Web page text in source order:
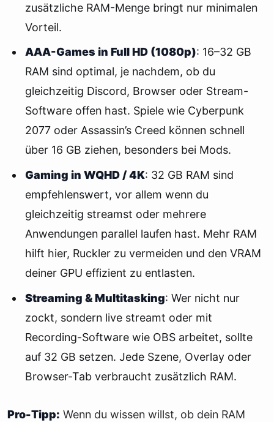
zusätzliche RAM-Menge bringt nur minimalen
Vorteil.
AAA-Games in Full HD (1080p): 16–32 GB
RAM sind optimal, je nachdem, ob du
gleichzeitig Discord, Browser oder Stream-
Software offen hast. Spiele wie Cyberpunk
2077 oder Assassin’s Creed können schnell
über 16 GB ziehen, besonders bei Mods.
Gaming in WQHD / 4K: 32 GB RAM sind
empfehlenswert, vor allem wenn du
gleichzeitig streamst oder mehrere
Anwendungen parallel laufen hast. Mehr RAM
hilft hier, Ruckler zu vermeiden und den VRAM
deiner GPU effizient zu entlasten.
Streaming & Multitasking: Wer nicht nur
zockt, sondern live streamt oder mit
Recording-Software wie OBS arbeitet, sollte
auf 32 GB setzen. Jede Szene, Overlay oder
Browser-Tab verbraucht zusätzlich RAM.
Pro-Tipp: Wenn du wissen willst, ob dein RAM